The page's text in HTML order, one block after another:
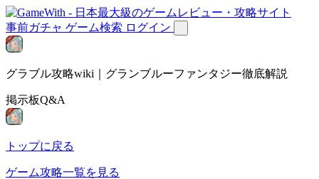
事前ガチャ ゲーム検索 ログイン
グラブル攻略wiki｜グランブルーファンタジー徹底解説
掲示板Q&A
トップに戻る
ゲーム攻略一覧を見る